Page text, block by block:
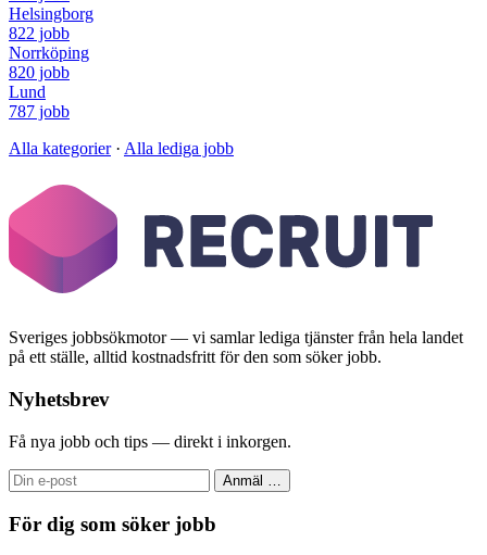
Helsingborg
822 jobb
Norrköping
820 jobb
Lund
787 jobb
Alla kategorier· Alla lediga jobb
Sveriges jobbsökmotor — vi samlar lediga tjänster från hela landet
på ett ställe, alltid kostnadsfritt för den som söker jobb.
Nyhetsbrev
Få nya jobb och tips — direkt i inkorgen.
Anmäl
För dig som söker jobb